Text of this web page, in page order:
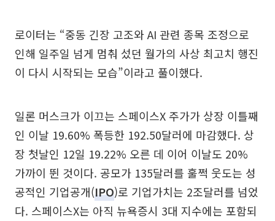
로이터는 “중동 긴장 고조와 AI 관련 종목 조정으로
인해 일주일 넘게 멈춰 섰던 월가의 사상 최고치 행진
이 다시 시작되는 모습”이라고 풀이했다.
일론 머스크가 이끄는 스페이스X 주가가 상장 이틀째
인 이날 19.60% 폭등한 192.50달러에 마감했다. 상
장 첫날인 12일 19.22% 오른 데 이어 이날도 20%
가까이 뛴 것이다. 공모가 135달러를 훌쩍 웃도는 성
공적인 기업공개(IPO)로 기업가치는 2조달러를 넘었
다. 스페이스X는 아직 뉴욕증시 3대 지수에는 포함되